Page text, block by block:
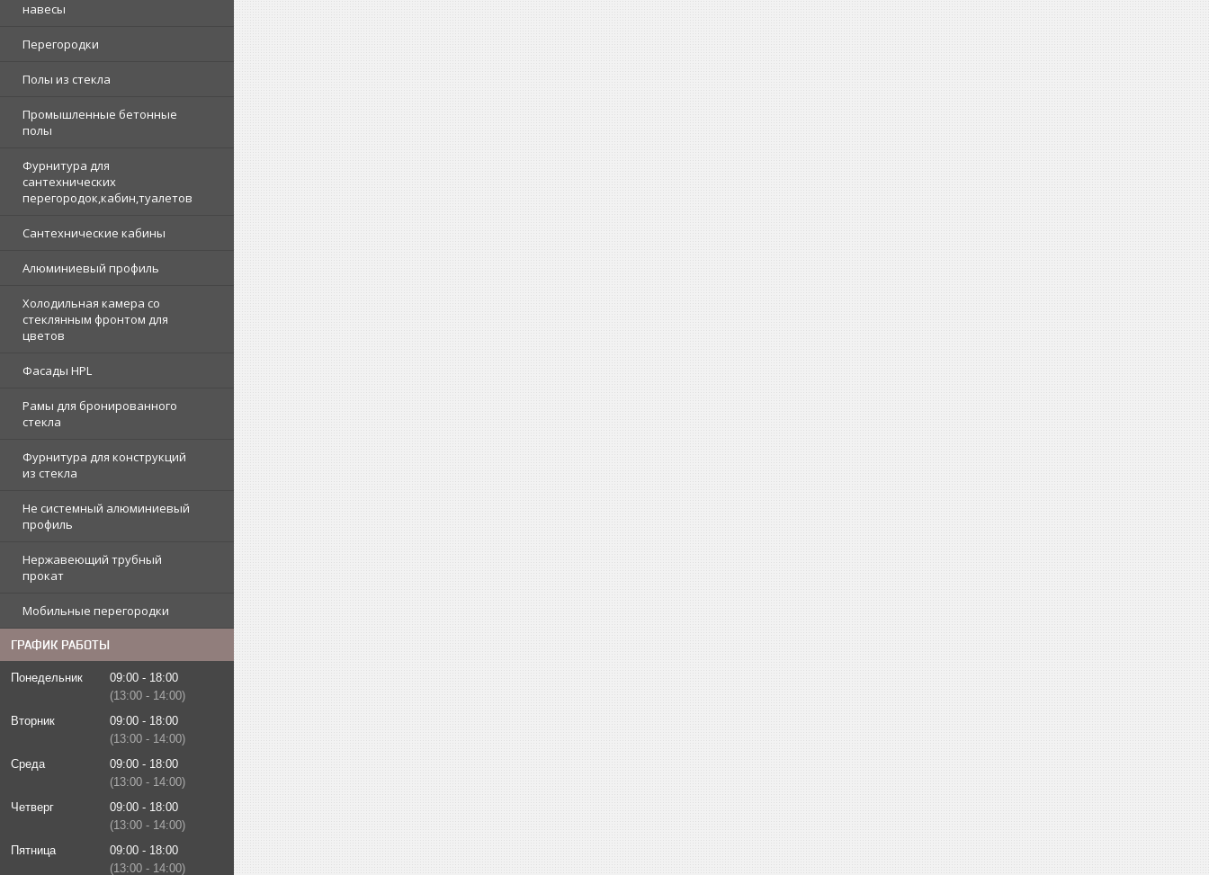
навесы
Перегородки
Полы из стекла
Промышленные бетонные
полы
Фурнитура для
сантехнических
перегородок,кабин,туалетов
Сантехнические кабины
Алюминиевый профиль
Холодильная камера со
стеклянным фронтом для
цветов
Фасады HPL
Рамы для бронированного
стекла
Фурнитура для конструкций
из стекла
Не системный алюминиевый
профиль
Нержавеющий трубный
прокат
Мобильные перегородки
ГРАФИК РАБОТЫ
Понедельник 09:00
18:00
13:00
14:00
Вторник
09:00
18:00
13:00
14:00
Среда
09:00
18:00
13:00
14:00
Четверг
09:00
18:00
13:00
14:00
Пятница
09:00
18:00
13:00
14:00